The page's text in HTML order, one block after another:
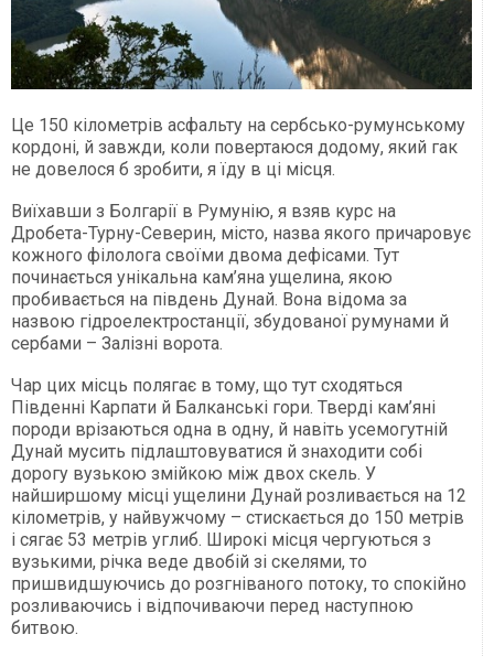
Це 150 кілометрів асфальту на сербсько-румунському
кордоні, й завжди, коли повертаюся додому, який гак
не довелося б зробити, я їду в ці місця.
Виїхавши з Болгарії в Румунію, я взяв курс на
Дробета-Турну-Северин, місто, назва якого причаровує
кожного філолога своїми двома дефісами. Тут
починається унікальна кам’яна ущелина, якою
пробивається на південь Дунай. Вона відома за
назвою гідроелектростанції, збудованої румунами й
сербами – Залізні ворота.
Чар цих місць полягає в тому, що тут сходяться
Південні Карпати й Балканські гори. Тверді кам’яні
породи врізаються одна в одну, й навіть усемогутній
Дунай мусить підлаштовуватися й знаходити собі
дорогу вузькою змійкою між двох скель. У
найширшому місці ущелини Дунай розливається на 12
кілометрів, у найвужчому – стискається до 150 метрів
і сягає 53 метрів углиб. Широкі місця чергуються з
вузькими, річка веде двобій зі скелями, то
пришвидшуючись до розгніваного потоку, то спокійно
розливаючись і відпочиваючи перед наступною
битвою.